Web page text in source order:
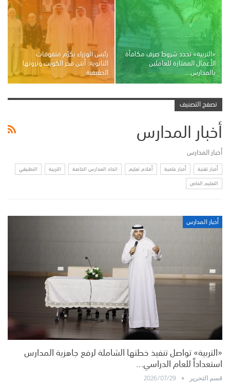
«التربية» تحدد شروط صرف مكافأة
الأعمال الممتازة للعاملين
بالمدارس…
رئيس الوزراء يكرّم متفوقات
الثانوية: أنتن فخر الكويت وثروتها
الحقيقية
تصفح التصنيف
أخبار المدارس
أخبار المدارس
أخبار تقنية أخبار علمية أقلام تعليم اتحاد المدارس الخاصة التربية
التطبيقي
التعليم الخاص
أخبار المدارس
«التربية» تواصل تنفيذ خطتها الشاملة لرفع جاهزية المدارس
استعداداً للعام الدراسي…
قسم التحرير
2026/07/29